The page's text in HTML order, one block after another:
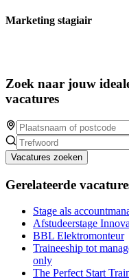
Marketing stagiair
Zoek naar jouw
vacatures
Vacatures zoeken
Gerelateerde
Stage als
Afstudeerstage
BBL Elektromonteur
Traineeship tot
only
The Perfect Start